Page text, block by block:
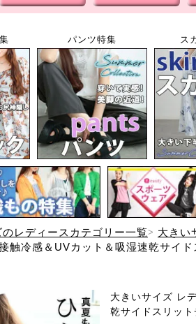
パンツ特集 ス
レディースカテゴリー一覧
大きい
触冷感＆UVカット＆吸湿速乾サイ
大きいサイズ レ
乾サイドスリッ